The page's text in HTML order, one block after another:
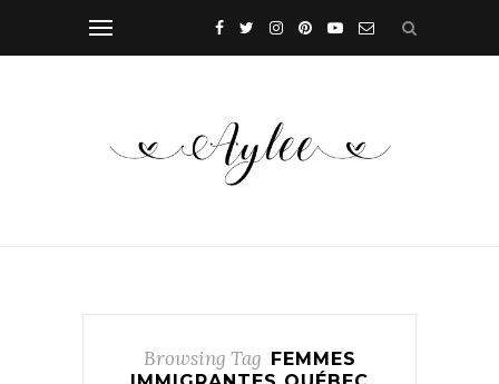
Browsing Tag
FEMMES